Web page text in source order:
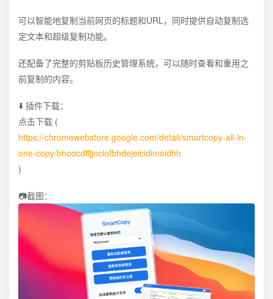
可以智能地复制当前网页的标题和URL，同时提供自动复制选
定文本和超级复制功能。
还配备了完整的剪贴板历史管理系统，可以随时查看和重用之
前复制的内容。
⬇️ 插件下载：
点击下载 (
https://chromewebstore.google.com/detail/smartcopy-all-in-
one-copy/bhoocdffjjnclofbhdejeicidimoidhh
)
📷截图：